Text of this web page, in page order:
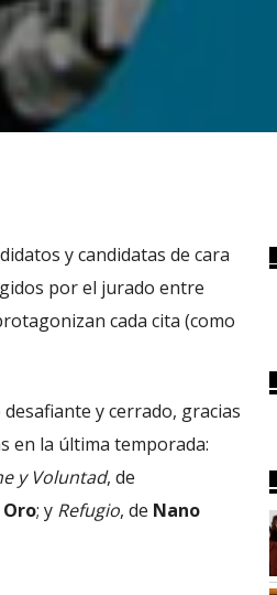
y candidatas de cara
por el jurado entre
cada cita (como
y cerrado, gracias
en la última temporada:
y Voluntad, de
; y Refugio, de Nano